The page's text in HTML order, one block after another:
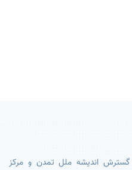
اندیشه ملل تمدن و مرکز